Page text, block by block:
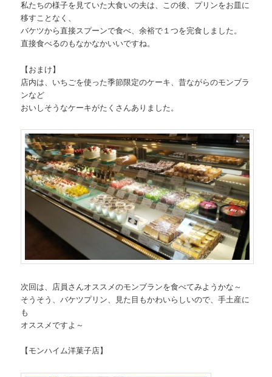
私たちの様子を見ていた大食いの夫は、この後、プリンをお皿に
移すことなく、
バケツから直接スプーンで食べ、余裕で１つを完食しました。
直接食べるのもなかなかいいですね。
【おまけ】
店内は、いちごを使った季節限定のケーキ、昔ながらのモンブラ
ンなど
おいしそうなケーキがたくさんありました。
次回は、店員さんオススメのモンブランを食べてみようかな～
そうそう、バケツプリン、見た目もかわいらしいので、手土産に
も
オススメですよ～
【モンハイム洋菓子店】